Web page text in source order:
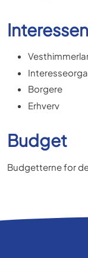
Borgere
Erhverv
Budget
Budgetterne for